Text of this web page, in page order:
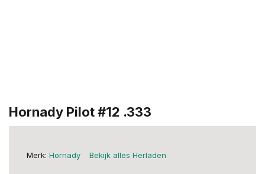
Hornady Pilot #12 .333
Merk: Hornady Bekijk alles Herladen